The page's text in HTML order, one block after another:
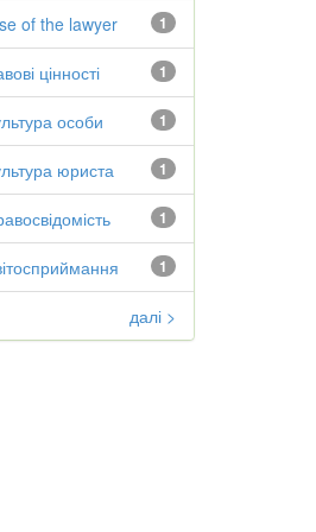
1
of the lawyer
1
цінності
1
особи
1
юриста
1
1
далі >